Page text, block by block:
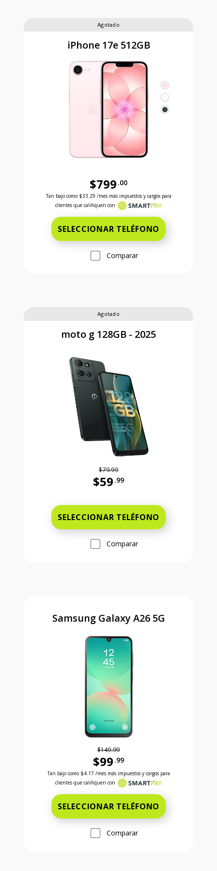
Agotado
iPhone 17e 512GB
$799 .00
Antes el precio era 799 dollars and 00 cents
Tan bajo como $33.29 /mes más impuestos y cargos para
clientes que califiquen con
SELECCIONAR TELÉFONO
Comparar
Agotado
moto g 128GB - 2025
$79.99
$59 .99
SELECCIONAR TELÉFONO
Comparar
Samsung Galaxy A26 5G
$149.99
$99 .99
Antes el precio era 149 dollars and 99 cents
Tan bajo como $4.17 /mes más impuestos y cargos para
clientes que califiquen con
SELECCIONAR TELÉFONO
Comparar